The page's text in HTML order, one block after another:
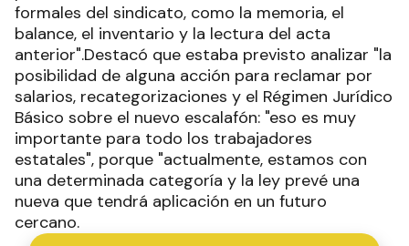
formales del sindicato, como la memoria, el
balance, el inventario y la lectura del acta
anterior".Destacó que estaba previsto analizar "la
posibilidad de alguna acción para reclamar por
salarios, recategorizaciones y el Régimen Jurídico
Básico sobre el nuevo escalafón: "eso es muy
importante para todo los trabajadores
estatales", porque "actualmente, estamos con
una determinada categoría y la ley prevé una
nueva que tendrá aplicación en un futuro
cercano.